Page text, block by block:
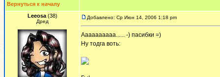
Вернуться к началу
Leeosa(38)
Дред
Добавлено: Ср Июн 14, 2006 1:18 pm
Аааааааааа...... -) пасибки =)
Ну тодга воть: